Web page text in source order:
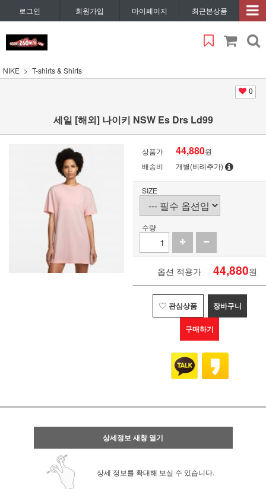
로그인 회원가입 마이페이지 최근본상품
NIKE T-shirts & Shirts
0
세일 [해외] 나이키 NSW Es Drs Ld99
상품가 44,880원
배송비
개별(비례추가)
SIZE
수량
옵션 적용가 44,880원
관심상품 장바구니
구매하기
상세정보 새창 열기
상세 정보를 확대해 보실 수 있습니다.